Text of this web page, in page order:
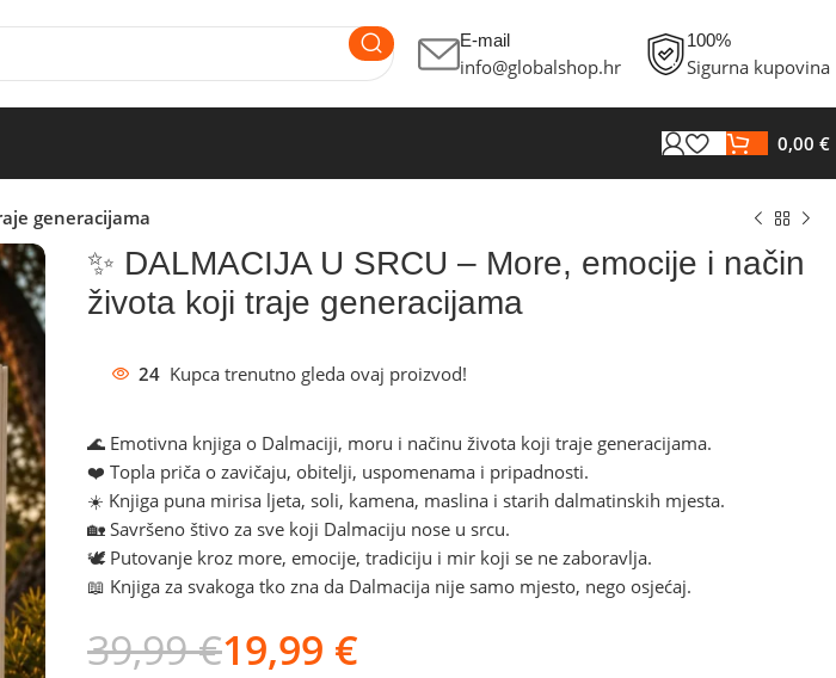
E-mail
info@globalshop.hr
100%
Sigurna kupovina
0,00 €
generacijama
✨ DALMACIJA U SRCU – More, emocije i način
života koji traje generacijama
24 Kupca trenutno gleda ovaj proizvod!
🌊 Emotivna knjiga o Dalmaciji, moru i načinu života koji traje generacijama.
❤️ Topla priča o zavičaju, obitelji, uspomenama i pripadnosti.
☀️ Knjiga puna mirisa ljeta, soli, kamena, maslina i starih dalmatinskih mjesta.
🏡 Savršeno štivo za sve koji Dalmaciju nose u srcu.
🕊️ Putovanje kroz more, emocije, tradiciju i mir koji se ne zaboravlja.
📖 Knjiga za svakoga tko zna da Dalmacija nije samo mjesto, nego osjećaj.
39,99€19,99 €